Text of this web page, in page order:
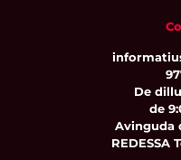
De
de
Avinguda
REDESSA